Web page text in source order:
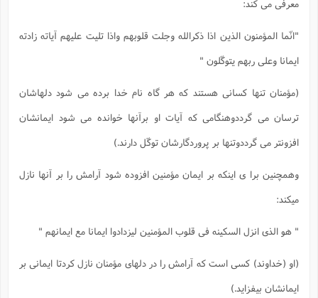
معرفی می کند:
"انّما المؤمنون الذین اذا ذکرالله وجلت قلوبهم واذا تلیت علیهم آیاته زادته
ایمانا وعلی ربهم یتوکّلون "
(مؤمنان تنها کسانی هستند که هر گاه نام خدا برده می شود دلهاشان
ترسان می گرددوهنگامی که آیات او برآنها خوانده می شود ایمانشان
افزونتر می گرددوتنها بر پروردگارشان توکّل دارند.)
وهمچنین برا ی اینکه بر ایمان مؤمنین افزوده شود آرامش را بر آنها نازل
میکند:
" هو الذی انزل السکینه فی قلوب المؤمنین لیزدادوا ایمانا مع ایمانهم "
(او (خداوند) کسی است که آرامش را در دلهای مؤمنان نازل کردتا ایمانی بر
ایمانشان بیفزاید.)